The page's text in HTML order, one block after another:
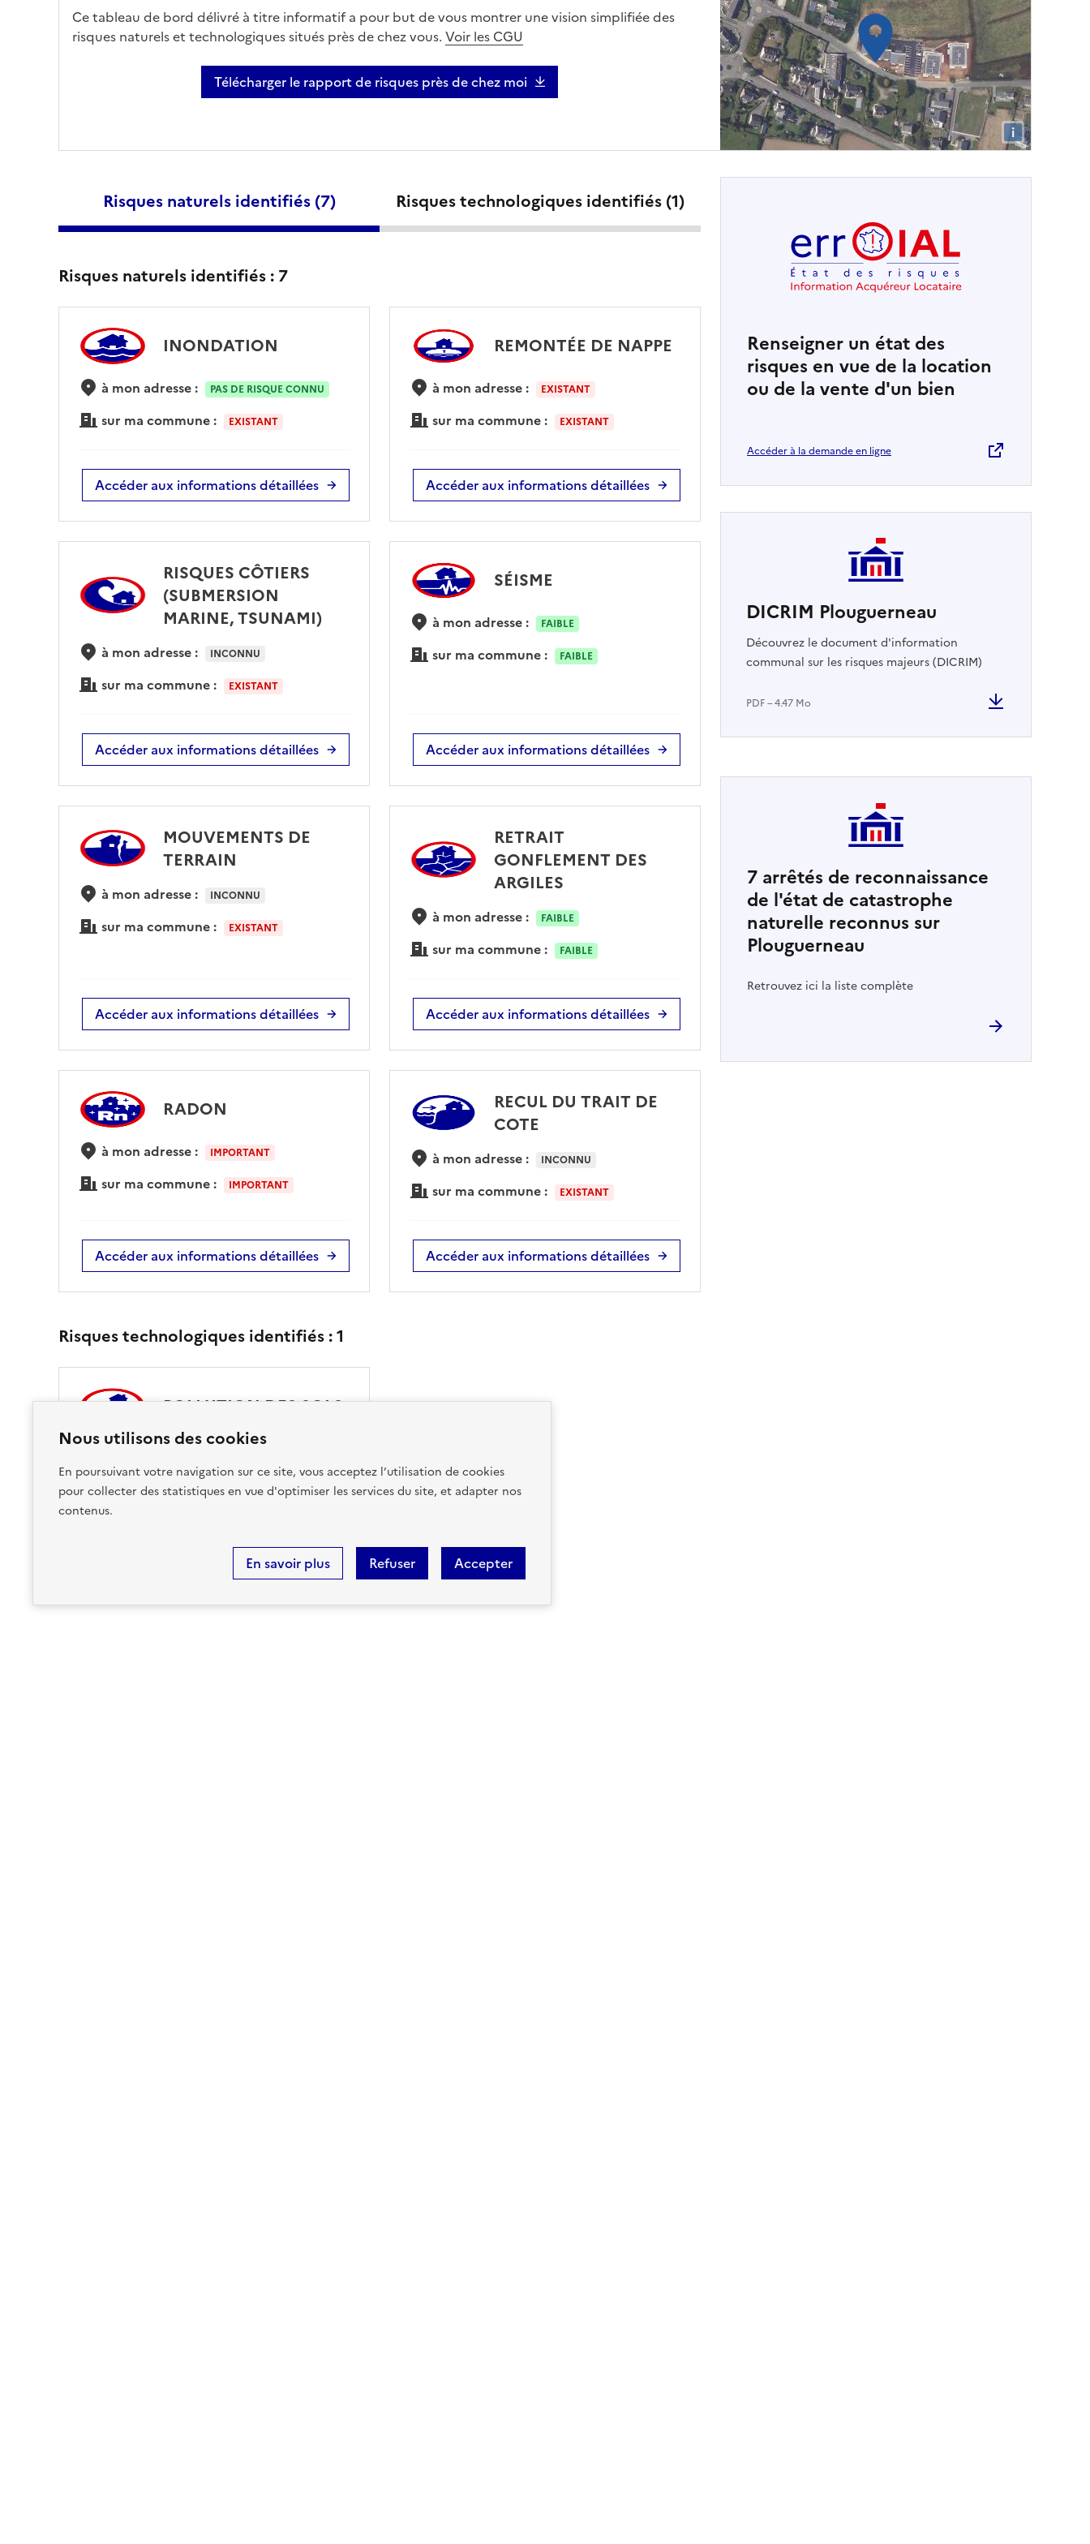
Nous utilisons des cookies
En poursuivant votre navigation sur ce site, vous acceptez l’utilisation de cookies
pour collecter des statistiques en vue d'optimiser les services du site, et adapter nos
contenus.
Accepter
Refuser
En savoir plus
Ce tableau de bord délivré à titre informatif a pour but de vous montrer une vision simplifiée des
risques naturels et technologiques situés près de chez vous. Voir les CGU
Télécharger le rapport de risques près de chez moi
i
Risques naturels identifiés (7) Risques technologiques identifiés (1)
Risques naturels identifiés : 7
INONDATION
à mon adresse : PAS DE RISQUE CONNU
sur ma commune : EXISTANT
Accéder aux informations détaillées
REMONTÉE DE NAPPE
à mon adresse : EXISTANT
sur ma commune : EXISTANT
Accéder aux informations détaillées
RISQUES CÔTIERS
(SUBMERSION
MARINE, TSUNAMI)
à mon adresse : INCONNU
sur ma commune : EXISTANT
Accéder aux informations détaillées
SÉISME
à mon adresse : FAIBLE
sur ma commune : FAIBLE
Accéder aux informations détaillées
MOUVEMENTS DE
TERRAIN
à mon adresse : INCONNU
sur ma commune : EXISTANT
Accéder aux informations détaillées
RETRAIT
GONFLEMENT DES
ARGILES
à mon adresse : FAIBLE
sur ma commune : FAIBLE
Accéder aux informations détaillées
RADON
à mon adresse : IMPORTANT
sur ma commune : IMPORTANT
Accéder aux informations détaillées
RECUL DU TRAIT DE
COTE
à mon adresse : INCONNU
sur ma commune : EXISTANT
Accéder aux informations détaillées
Risques technologiques identifiés :1
POLLUTION DES SOLS
à mon adresse :
sur ma commune :
Accéder aux informations détaillées
Renseigner un état des
risques en vue de la location
ou de la vente d'un bien
Accéder à la demande en ligne
DICRIM Plouguerneau
PDF – 4.47 Mo
Découvrez le document d'information
communal sur les risques majeurs (DICRIM)
7 arrêtés de reconnaissance
de l'état de catastrophe
naturelle reconnus sur
Plouguerneau
Retrouvez ici la liste complète